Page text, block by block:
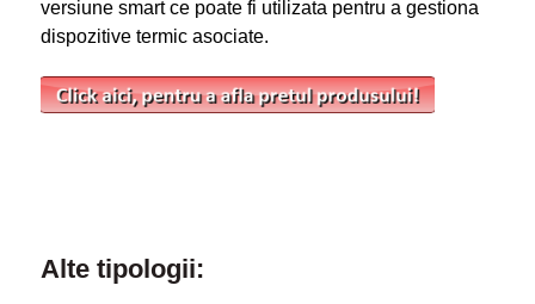
versiune smart ce poate fi utilizata pentru a gestiona
dispozitive termic asociate.
Alte tipologii: